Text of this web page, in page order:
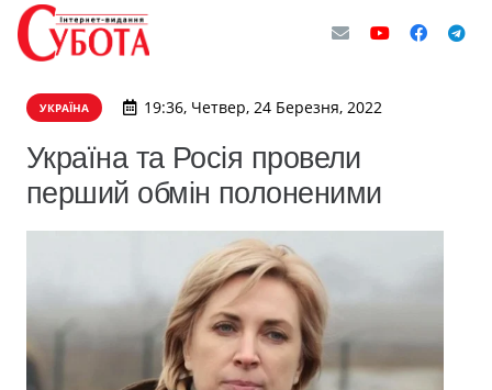
УКРАЇНА 19:36, Четвер, 24 Березня, 2022
Україна та Росія провели
перший обмін полоненими